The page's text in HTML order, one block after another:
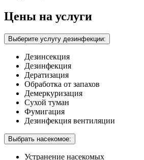
Цены на услуги
Выберите услугу дезинфекции:
Дезинсекция
Дезинфекция
Дератизация
Обработка от запахов
Демеркуризация
Сухой туман
Фумигация
Дезинфекция вентиляции
Выбрать насекомое:
Устранение насекомых